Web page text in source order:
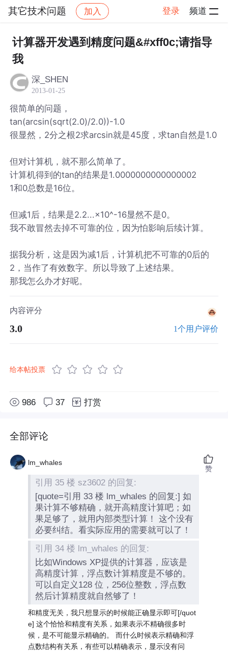
其它技术问题 加入 登录 频道
社区 其它技术问题 帖子详情
计算器开发遇到精度问题&#xff0c;请指导
我
深_SHEN
2013-01-25
很简单的问题，
tan(arcsin(sqrt(2.0)/2.0))-1.0
很显然，2分之根2求arcsin就是45度，求tan自然是1.0
但对计算机，就不那么简单了。
计算机得到的tan的结果是1.0000000000000002
1和0总数是16位。
但减1后，结果是2.2...×10^-16显然不是0。
我不敢冒然去掉不可靠的位，因为怕影响后续计算。
据我分析，这是因为减1后，计算机把不可靠的0后的
2，当作了有效数字。所以导致了上述结果。
那我怎么办才好呢。
内容评分
3.0 1个用户评价
给本帖投票
986 37 打赏
全部评论
lm_whales
引用 35 楼 sz3602 的回复:
[quote=引用 33 楼 lm_whales 的回复:] 如
果计算不够精确，就开高精度计算吧；如
果足够了，就用内部类型计算！ 这个没有
必要纠结。看实际应用的需要就可以了！
引用 34 楼 lm_whales 的回复:
比如Windows XP提供的计算器，应该是
高精度计算，浮点数计算精度是不够的。
可以自定义128 位，256位整数，浮点数
然后计算精度就自然够了！
和精度无关，我只想显示的时候能正确显示即可[/quot
e] 这个恰恰和精度有关系，如果表示不精确很多时
候，是不可能显示精确的。 而什么时候表示精确和浮
点数结构有关系，有些可以精确表示，显示没有问
赞